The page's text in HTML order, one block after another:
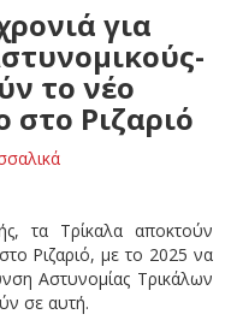
για
το νέο
Ριζαριό
τα Τρίκαλα αποκτούν
Ριζαριό, με το 2025 να
Αστυνομίας Τρικάλων
σε αυτή.